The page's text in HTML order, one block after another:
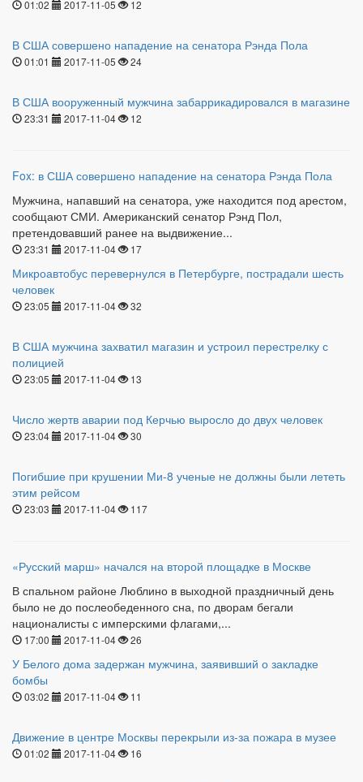
01:02 2017-11-05 12
В США совершено нападение на сенатора Рэнда Пола
01:01 2017-11-05 24
В США вооруженный мужчина забаррикадировался в магазине
23:31 2017-11-04 12
Fox: в США совершено нападение на сенатора Рэнда Пола
Мужчина, напавший на сенатора, уже находится под арестом,
сообщают СМИ. Американский сенатор Рэнд Пол,
претендовавший ранее на выдвижение...
23:31 2017-11-04 17
Микроавтобус перевернулся в Петербурге, пострадали шесть
человек
23:05 2017-11-04 32
В США мужчина захватил магазин и устроил перестрелку с
полицией
23:05 2017-11-04 13
Число жертв аварии под Керчью выросло до двух человек
23:04 2017-11-04 30
Погибшие при крушении Ми-8 ученые не должны были лететь
этим рейсом
23:03 2017-11-04 117
«Русский марш» начался на второй площадке в Москве
В спальном районе Люблино в выходной праздничный день
было не до послеобеденного сна, по дворам бегали
националисты с имперскими флагами,...
17:00 2017-11-04 26
У Белого дома задержан мужчина, заявивший о закладке
бомбы
03:02 2017-11-04 11
Движение в центре Москвы перекрыли из-за пожара в музее
01:02 2017-11-04 16